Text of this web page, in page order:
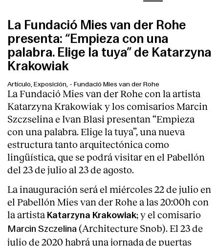
La Fundació Mies van der Rohe
presenta: “Empieza con una
palabra. Elige la tuya” de Katarzyna
Krakowiak
Artículo, Exposición, - Fundació Mies van der Rohe
La Fundació Mies van der Rohe con la artista
Katarzyna Krakowiak y los comisarios Marcin
Szczselina e Ivan Blasi presentan “Empieza
con una palabra. Elige la tuya”, una nueva
estructura tanto arquitectónica como
lingüística, que se podrá visitar en el Pabellón
del 23 de julio al 23 de agosto.
La inauguración será el miércoles 22 de julio en
el Pabellón Mies van der Rohe a las 20:00h con
la artista Katarzyna Krakowiak; y el comisario
Marcin Szczelina (Architecture Snob). El 23 de
julio de 2020 habrá una jornada de puertas